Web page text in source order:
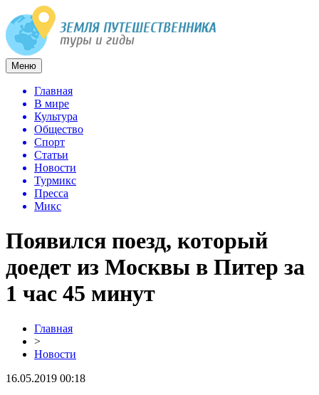
Меню
Главная
В мире
Культура
Общество
Спорт
Статьи
Новости
Турмикс
Пресса
Микс
Появился поезд, который
доедет из Москвы в Питер за
1 час 45 минут
Главная
>
Новости
16.05.2019 00:18